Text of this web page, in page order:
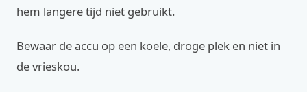
hem langere tijd niet gebruikt.
Bewaar de accu op een koele, droge plek en niet in
de vrieskou.